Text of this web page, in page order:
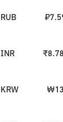
RUB ₽
INR ₹8.78
KRW ₩